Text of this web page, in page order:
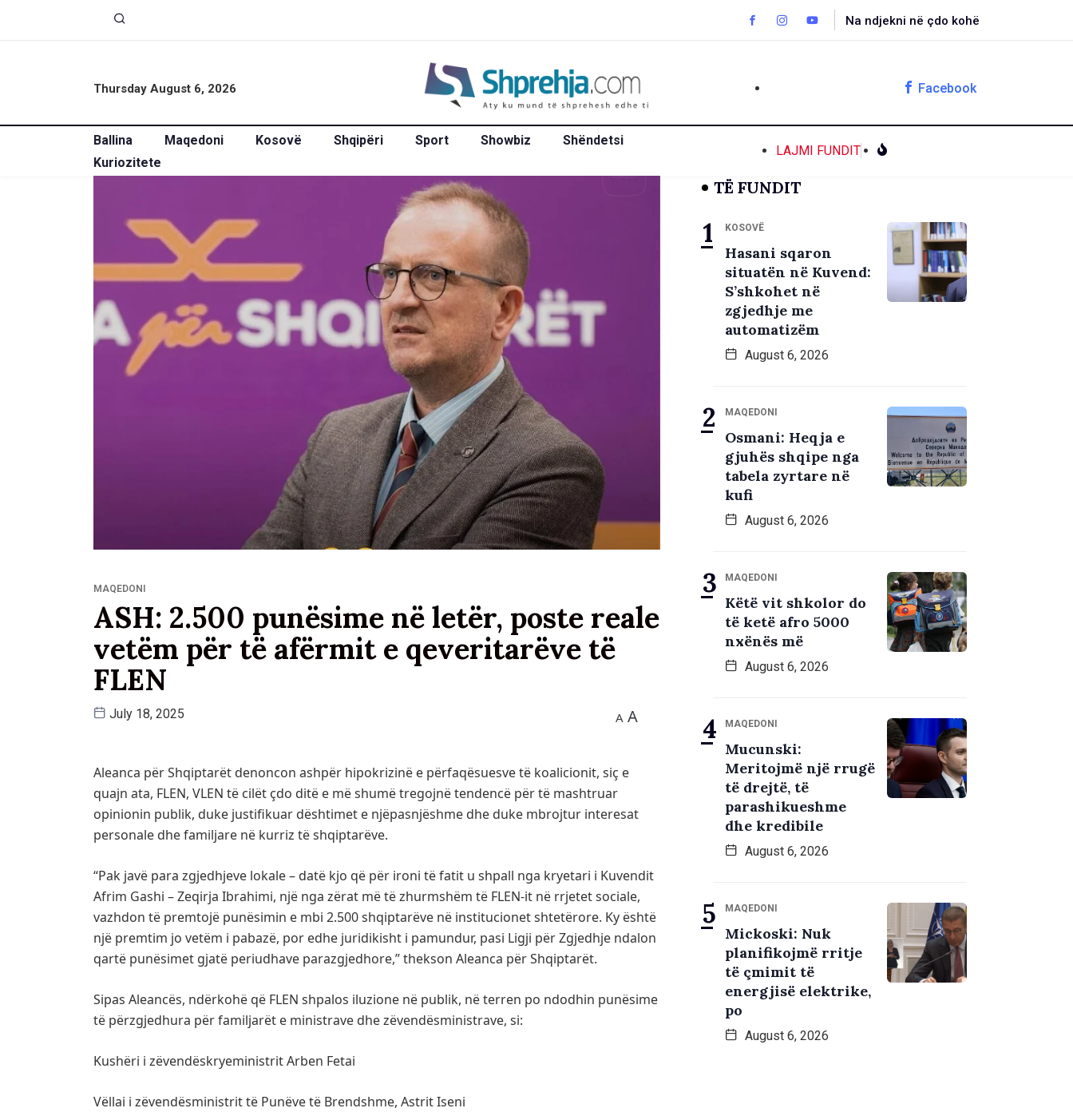
Na ndjekni në çdo kohë
Thursday August 6, 2026 Facebook
Ballina Maqedoni Kosovë Shqipëri Sport Showbiz
Shëndetsi
Kuriozitete
LAJMI FUNDIT
MAQEDONI
ASH: 2.500 punësime në letër, poste reale
vetëm për të afërmit e qeveritarëve të
FLEN
July 18, 2025 A A
Aleanca për Shqiptarët denoncon ashpër hipokrizinë e përfaqësuesve të koalicionit, siç e
quajn ata, FLEN, VLEN të cilët çdo ditë e më shumë tregojnë tendencë për të mashtruar
opinionin publik, duke justifikuar dështimet e njëpasnjëshme dhe duke mbrojtur interesat
personale dhe familjare në kurriz të shqiptarëve.
“Pak javë para zgjedhjeve lokale – datë kjo që për ironi të fatit u shpall nga kryetari i Kuvendit
Afrim Gashi – Zeqirja Ibrahimi, një nga zërat më të zhurmshëm të FLEN-it në rrjetet sociale,
vazhdon të premtojë punësimin e mbi 2.500 shqiptarëve në institucionet shtetërore. Ky është
një premtim jo vetëm i pabazë, por edhe juridikisht i pamundur, pasi Ligji për Zgjedhje ndalon
qartë punësimet gjatë periudhave parazgjedhore,” thekson Aleanca për Shqiptarët.
Sipas Aleancës, ndërkohë që FLEN shpalos iluzione në publik, në terren po ndodhin punësime
të përzgjedhura për familjarët e ministrave dhe zëvendësministrave, si:
Kushëri i zëvendëskryeministrit Arben Fetai
Vëllai i zëvendësministrit të Punëve të Brendshme, Astrit Iseni
TË FUNDIT
KOSOVË
Hasani sqaron
situatën në Kuvend:
S’shkohet në
zgjedhje me
automatizëm
August 6, 2026
MAQEDONI
Osmani: Heqja e
gjuhës shqipe nga
tabela zyrtare në
kufi
August 6, 2026
MAQEDONI
Këtë vit shkolor do
të ketë afro 5000
nxënës më
August 6, 2026
MAQEDONI
Mucunski:
Meritojmë një rrugë
të drejtë, të
parashikueshme
dhe kredibile
August 6, 2026
MAQEDONI
Mickoski: Nuk
planifikojmë rritje
të çmimit të
energjisë elektrike,
po
August 6, 2026